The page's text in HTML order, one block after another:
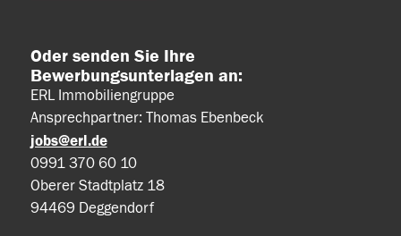
Oder senden Sie Ihre
Bewerbungsunterlagen an:
ERL Immobiliengruppe
Ansprechpartner: Thomas Ebenbeck
jobs@erl.de
0991 370 60 10
Oberer Stadtplatz 18
94469 Deggendorf